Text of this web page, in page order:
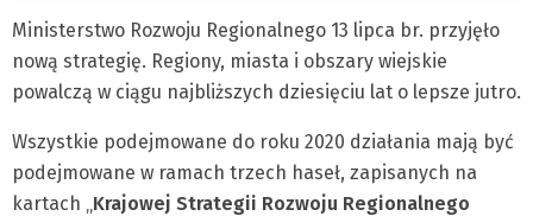
Ministerstwo Rozwoju Regionalnego 13 lipca br. przyjęło
nową strategię. Regiony, miasta i obszary wiejskie
powalczą w ciągu najbliższych dziesięciu lat o lepsze jutro.
Wszystkie podejmowane do roku 2020 działania mają być
podejmowane w ramach trzech haseł, zapisanych na
kartach „Krajowej Strategii Rozwoju Regionalnego